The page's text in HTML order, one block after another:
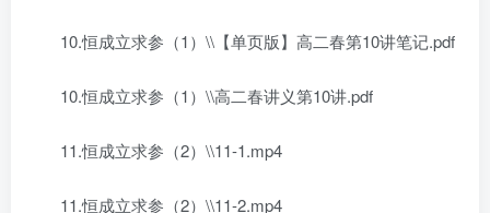
10.恒成立求参（1）\\【单页版】高二春第10讲笔记.pdf
10.恒成立求参（1）\\高二春讲义第10讲.pdf
11.恒成立求参（2）\\11-1.mp4
11.恒成立求参（2）\\11-2.mp4